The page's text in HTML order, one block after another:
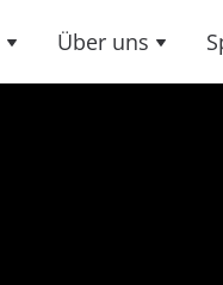
Über uns